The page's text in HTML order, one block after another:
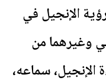
الإنجيل في
وغيرهما من
الإنجيل، سماعه،